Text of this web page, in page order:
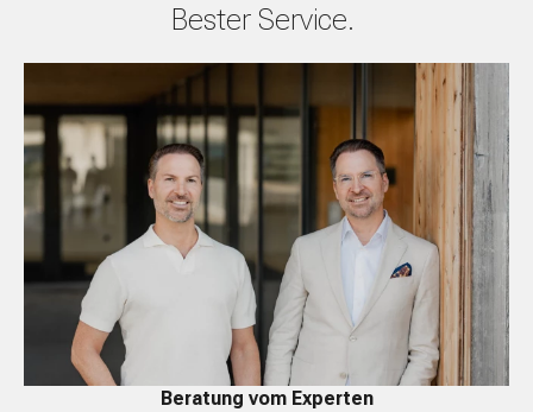
Bester Service.
Beratung vom Experten